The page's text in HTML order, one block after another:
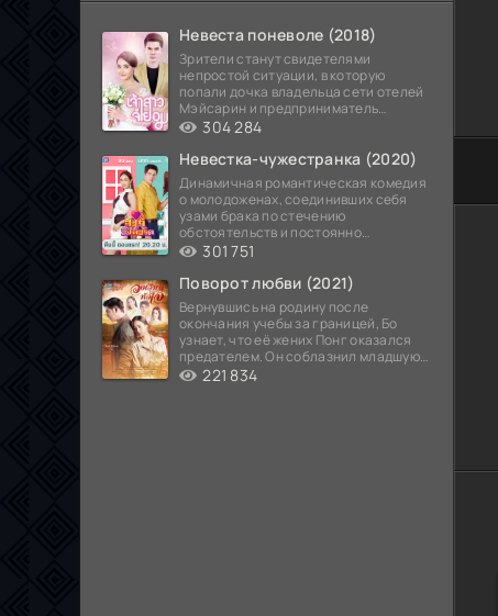
Невеста поневоле (2018)
Зрители станут свидетелями
непростой ситуации, в которую
попали дочка владельца сети отелей
Мэйсарин и предприниматель
Кетдэн. Обоих главных героев
304 284
Невестка-чужестранка (2020)
Динамичная романтическая комедия
о молодоженах, соединивших себя
узами брака по стечению
обстоятельств и постоянно
попадающих в курьезные ситуации...
301 751
Поворот любви (2021)
Вернувшись на родину после
окончания учебы за границей, Бо
узнает, что её жених Понг оказался
предателем. Он соблазнил младшую
сестру хозяина
221 834
60